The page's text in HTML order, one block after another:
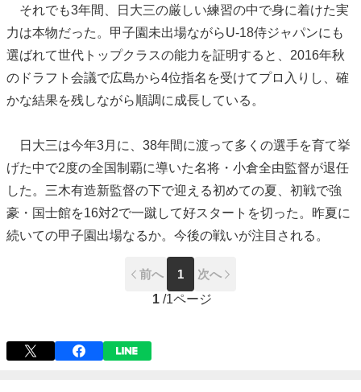
それでも3年間、日大三の厳しい練習の中で身に着けた実
力は本物だった。甲子園未出場ながらU-18侍ジャパンにも
選ばれて世代トップクラスの能力を証明すると、2016年秋
のドラフト会議で広島から4位指名を受けてプロ入りし、確
かな結果を残しながら順調に成長している。
日大三は今年3月に、38年間に渡って多くの選手を育て挙
げた中で2度の全国制覇に導いた名将・小倉全由監督が退任
した。三木有造新監督の下で迎える初めての夏、初戦で強
豪・国士館を16対2で一蹴して好スタートを切った。昨夏に
続いての甲子園出場なるか。今後の戦いが注目される。
前へ 1
次へ
1 /1ページ